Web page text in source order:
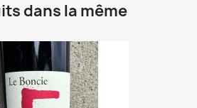
dans la même